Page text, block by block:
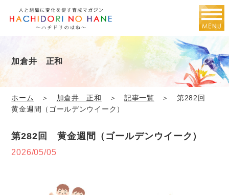
加倉井 正和
ホーム ＞ 加倉井 正和 ＞ 記事一覧 ＞ 第282回
黄金週間（ゴールデンウイーク）
第282回 黄金週間（ゴールデンウイーク）
2026/05/05